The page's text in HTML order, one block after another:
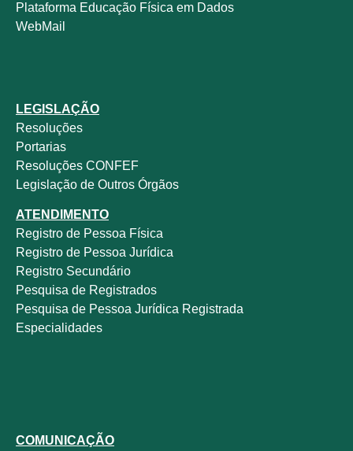
Plataforma Educação Física em Dados
WebMail
LEGISLAÇÃO
Resoluções
Portarias
Resoluções CONFEF
Legislação de Outros Órgãos
ATENDIMENTO
Registro de Pessoa Física
Registro de Pessoa Jurídica
Registro Secundário
Pesquisa de Registrados
Pesquisa de Pessoa Jurídica Registrada
Especialidades
COMUNICAÇÃO